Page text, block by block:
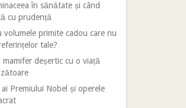
în sănătate și când
cu prudență
volumele primite cadou care nu
tale?
mamifer deșertic cu o viață
Premiului Nobel și operele